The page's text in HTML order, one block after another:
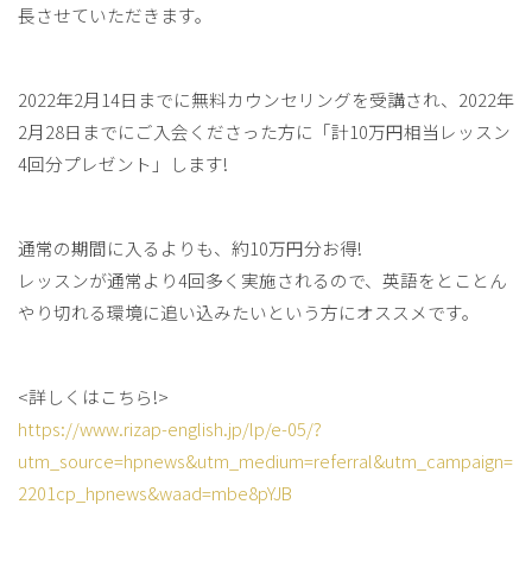
長させていただきます。
2022年2月14日までに無料カウンセリングを受講され、2022年
2月28日までにご入会くださった方に「計10万円相当レッスン
4回分プレゼント」します!
通常の期間に入るよりも、約10万円分お得!
レッスンが通常より4回多く実施されるので、英語をとことん
やり切れる環境に追い込みたいという方にオススメです。
<詳しくはこちら!>
https://www.rizap-english.jp/lp/e-05/?
utm_source=hpnews&utm_medium=referral&utm_campaign=
2201cp_hpnews&waad=mbe8pYJB